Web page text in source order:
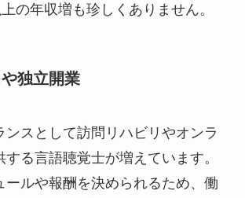
の年収増も珍しくありません。
独立開業
ンスとして訪問リハビリやオンラ
する言語聴覚士が増えています。
ールや報酬を決められるため、働